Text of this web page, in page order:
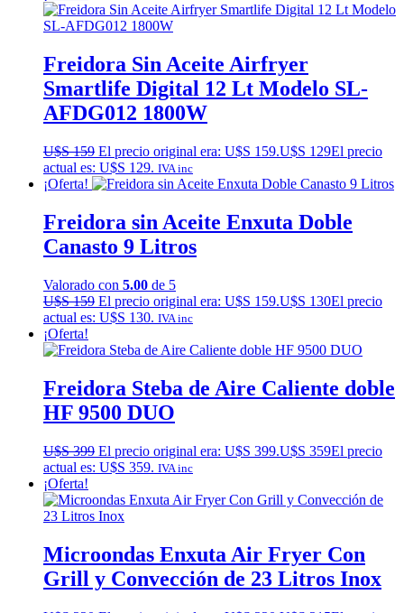
Freidora Sin Aceite Airfryer
Smartlife Digital 12 Lt Modelo SL-
AFDG012 1800W
U$S159 El precio original era: U$S 159.U$S 129El precio
actual es: U$S 129. IVA inc
¡Oferta!
Freidora sin Aceite Enxuta Doble
Canasto 9 Litros
Valorado con 5.00 de 5
U$S159 El precio original era: U$S 159.U$S 130El precio
actual es: U$S 130. IVA inc
¡Oferta!
Freidora Steba de Aire Caliente doble
HF 9500 DUO
U$S399 El precio original era: U$S 399.U$S 359El precio
actual es: U$S 359. IVA inc
¡Oferta!
Microondas Enxuta Air Fryer Con
Grill y Convección de 23 Litros Inox